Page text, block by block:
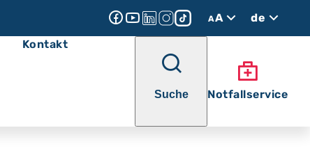
AA
de
Kontakt
Suche Notfallservice